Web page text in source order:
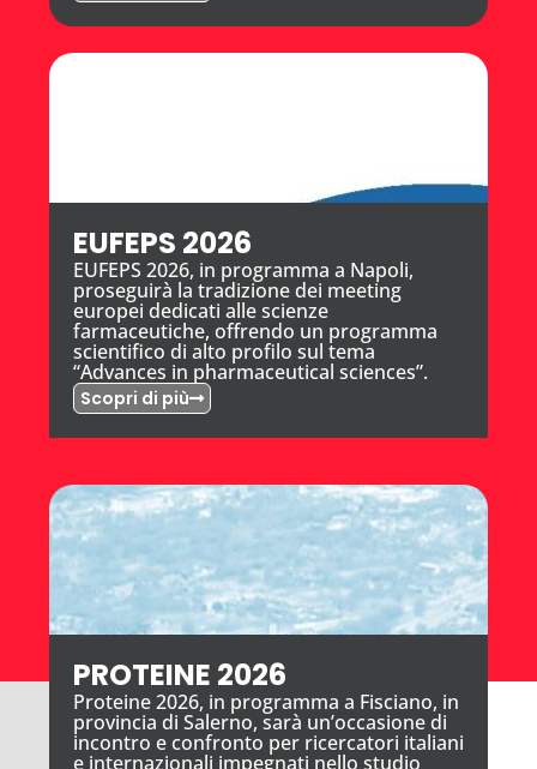
EUFEPS 2026
EUFEPS 2026, in programma a Napoli,
proseguirà la tradizione dei meeting
europei dedicati alle scienze
farmaceutiche, offrendo un programma
scientifico di alto profilo sul tema
“Advances in pharmaceutical sciences”.
Scopri di più
PROTEINE 2026
Proteine 2026, in programma a Fisciano, in
provincia di Salerno, sarà un’occasione di
incontro e confronto per ricercatori italiani
e internazionali impegnati nello studio